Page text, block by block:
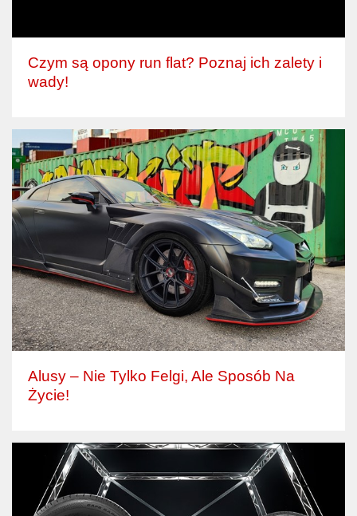
Czym są opony run flat? Poznaj ich zalety i
wady!
Alusy – Nie Tylko Felgi, Ale Sposób Na
Życie!